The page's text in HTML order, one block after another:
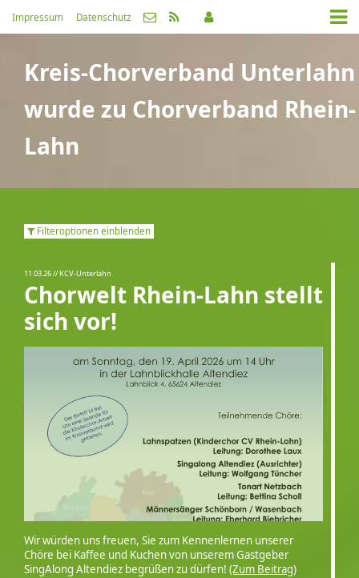
Impressum Datenschutz
Kreis-Chorverband Unterlahn
wurde zu Chorverband Rhein-
Lahn
Filteroptionen einblenden
11.03.26// KCV-Unterlahn
Chorwelt Rhein-Lahn stellt
sich vor!
Wir würden uns freuen, Sie zum Kennenlernen unserer
Chöre bei Kaffee und Kuchen von unserem Gastgeber
SingAlong Altendiez begrüßen zu dürfen! (Zum Beitrag)